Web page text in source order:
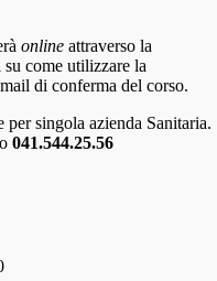
online attraverso la
come utilizzare la
di conferma del corso.
singola azienda Sanitaria.
041.544.25.56